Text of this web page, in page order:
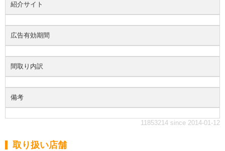
紹介サイト
広告有効期間
間取り内訳
備考
11853214 since 2014-01-12
取り扱い店舗